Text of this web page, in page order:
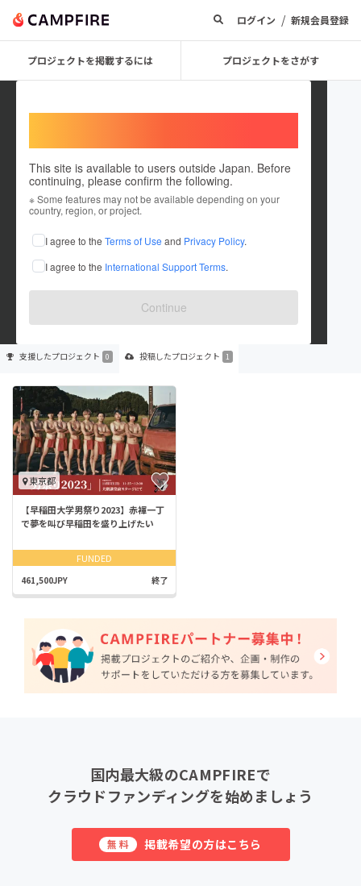
ログイン / 新規会員登録
プロジェクトを掲載するには プロジェクトをさがす
This site is available to users outside Japan. Before
continuing, please confirm the following.
※ Some features may not be available depending on your
country, region, or project.
I agree to the Terms of Use and Privacy Policy.
I agree to the International Support Terms.
Continue
manfes2023
これまでに1件のプロジェクトを投稿しています
在住国：未設定
出身国：未設定
支援したプロジェクト 0 投稿したプロジェクト 1
東京都
【早稲田大学男祭り2023】赤褌一丁
で夢を叫び早稲田を盛り上げたい
FUNDED
461,500JPY 終了
国内最大級のCAMPFIREで
クラウドファンディングを始めましょう
無料 掲載希望の方はこちら